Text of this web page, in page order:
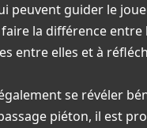
guider le
la différence
entre elles et à
se révéler
piéton, il est